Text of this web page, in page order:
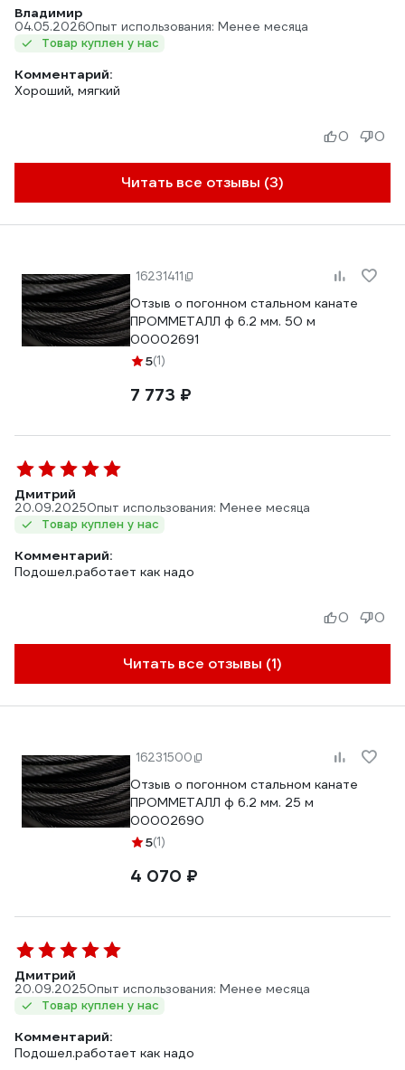
Владимир
04.05.2026Опыт использования: Менее месяца
Товар куплен у нас
Комментарий:
Хороший, мягкий
Читать все отзывы (3)
0 0
16231411
Отзыв о погонном стальном канате
ПРОММЕТАЛЛ ф 6.2 мм. 50 м
00002691
5(1)
7 773 ₽
Дмитрий
20.09.2025Опыт использования: Менее месяца
Товар куплен у нас
Комментарий:
Подошел.работает как надо
Читать все отзывы (1)
0 0
16231500
Отзыв о погонном стальном канате
ПРОММЕТАЛЛ ф 6.2 мм. 25 м
00002690
5(1)
4 070 ₽
Дмитрий
20.09.2025Опыт использования: Менее месяца
Товар куплен у нас
Комментарий:
Подошел.работает как надо